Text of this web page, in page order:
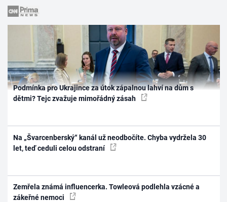
Podmínka pro Ukrajince za útok zápalnou lahví na dům s
dětmi? Tejc zvažuje mimořádný zásah
Na „Švarcenberský“ kanál už neodbočíte. Chyba vydržela 30
let, teď ceduli celou odstraní
Zemřela známá influencerka. Towleová podlehla vzácné a
zákeřné nemoci